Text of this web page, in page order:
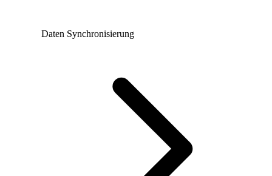
Daten Synchronisierung